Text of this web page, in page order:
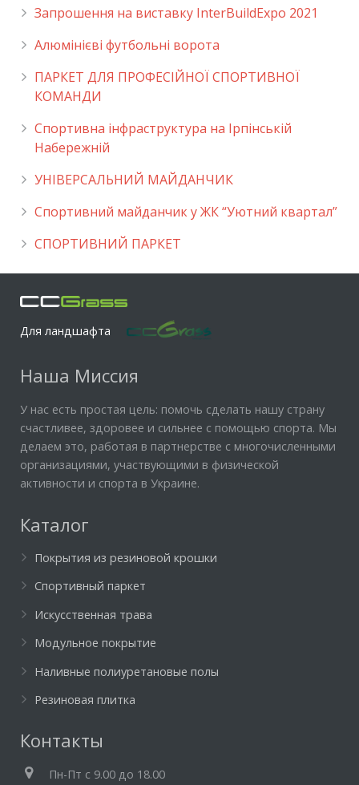
Запрошення на виставку InterBuildExpo 2021
Алюмінієві футбольні ворота
ПАРКЕТ ДЛЯ ПРОФЕСІЙНОЇ СПОРТИВНОЇ
КОМАНДИ
Спортивна інфраструктура на Ірпінській
Набережній
УНІВЕРСАЛЬНИЙ МАЙДАНЧИК
Cпортивний майданчик у ЖК “Уютний квартал”
СПОРТИВНИЙ ПАРКЕТ
Для ландшафта
Наша Миссия
У нас есть простая цель: помочь сделать нашу страну
счастливее, здоровее и сильнее с помощью спорта. Мы
делаем это, работая в партнерстве с многочисленными
организациями, участвующими в физической
активности и спорта в Украине.
Каталог
Покрытия из резиновой крошки
Спортивный паркет
Искусственная трава
Модульное покрытие
Наливные полиуретановые полы
Резиновая плитка
Контакты
Пн-Пт c 9.00 до 18.00